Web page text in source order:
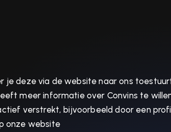
je deze via de website naar ons
meer informatie over Convins te
verstrekt, bijvoorbeeld door een
onze website